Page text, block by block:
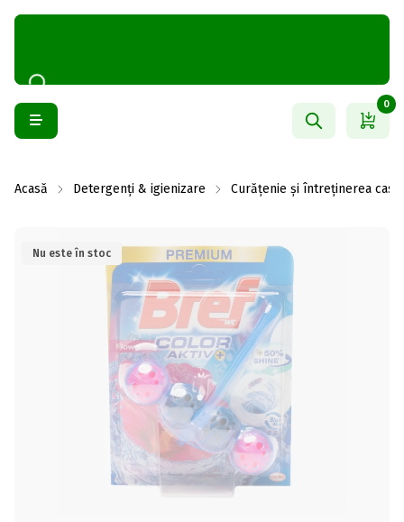
0
Acasă Detergenți & igienizare Curățenie și întreținerea casei
Nu este în stoc